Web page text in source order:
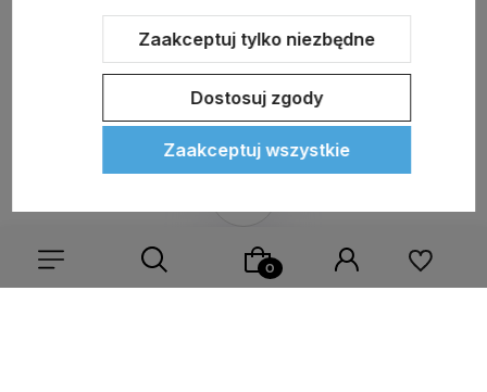
Sklep internetowy Shoper Premium
Szablon Shoper Modern 3.0™
od GrowCommerce
Zaakceptuj tylko niezbędne
Dostosuj zgody
Zaakceptuj wszystkie